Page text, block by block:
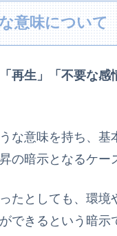
意味について
「再生」「不要な感
な意味を持ち、基
の暗示となるケー
たとしても、環境
できるという暗示